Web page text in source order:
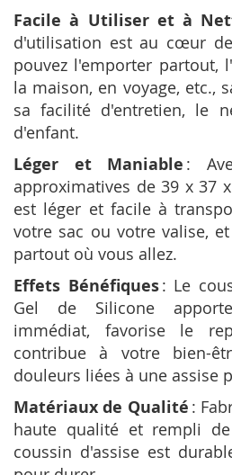
Facile à Utiliser et à
d'utilisation est au cœur
pouvez l'emporter partout,
la maison, en voyage, etc.,
sa facilité d'entretien, le
d'enfant.
Léger et Maniable :
approximatives de 39 x 37
est léger et facile à
votre sac ou votre valise,
partout où vous allez.
Effets Bénéfiques: Le
Gel de Silicone
immédiat, favorise le
contribue à votre bien-
douleurs liées à une assise
Matériaux de Qualité :
haute qualité et rempli
coussin d'assise est